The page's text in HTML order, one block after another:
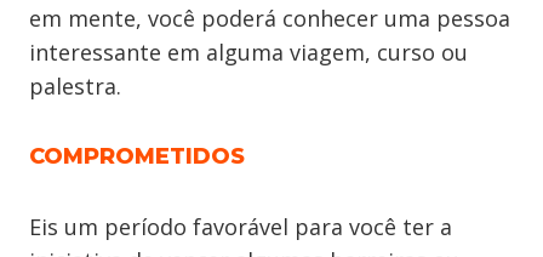
em mente, você poderá conhecer uma pessoa
interessante em alguma viagem, curso ou
palestra.
COMPROMETIDOS
Eis um período favorável para você ter a